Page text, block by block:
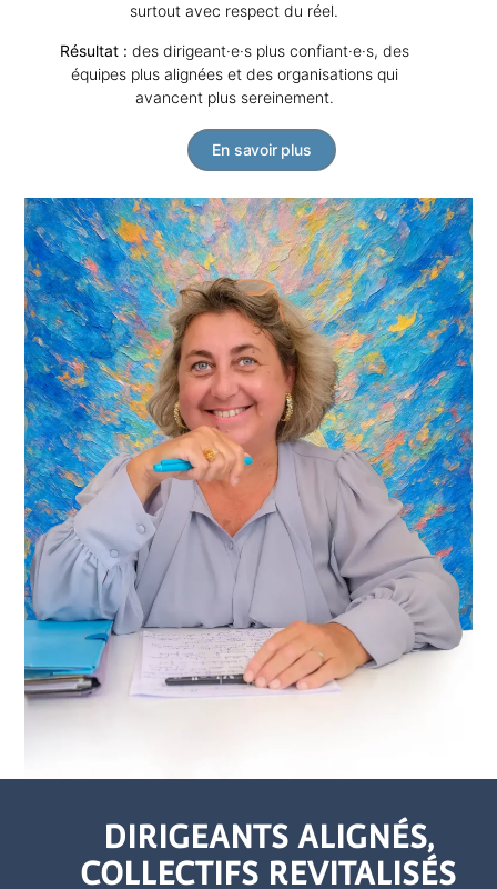
surtout avec respect du réel.
Résultat : des dirigeant·e·s plus confiant·e·s, des
équipes plus alignées et des organisations qui
avancent plus sereinement.
En savoir plus
DIRIGEANTS ALIGNÉS,
COLLECTIFS REVITALISÉS